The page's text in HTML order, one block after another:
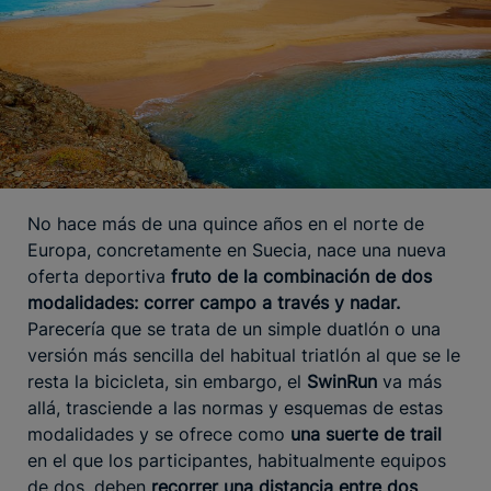
No hace más de una quince años en el norte de
Europa, concretamente en Suecia, nace una nueva
oferta deportiva fruto de la combinación de dos
modalidades: correr campo a través y nadar.
Parecería que se trata de un simple duatlón o una
versión más sencilla del habitual triatlón al que se le
resta la bicicleta, sin embargo, el SwinRun va más
allá, trasciende a las normas y esquemas de estas
modalidades y se ofrece como una suerte de trail
en el que los participantes, habitualmente equipos
de dos, deben recorrer una distancia entre dos